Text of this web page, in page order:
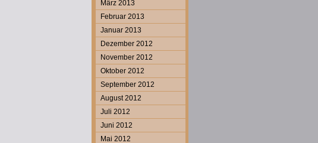
März 2013
Februar 2013
Januar 2013
Dezember 2012
November 2012
Oktober 2012
September 2012
August 2012
Juli 2012
Juni 2012
Mai 2012